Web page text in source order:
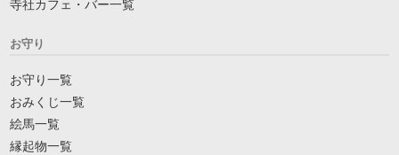
寺社カフェ・バー一覧
お守り
お守り一覧
おみくじ一覧
絵馬一覧
縁起物一覧